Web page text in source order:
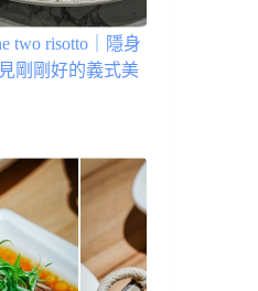
two risotto｜隱身
剛剛好的義式美